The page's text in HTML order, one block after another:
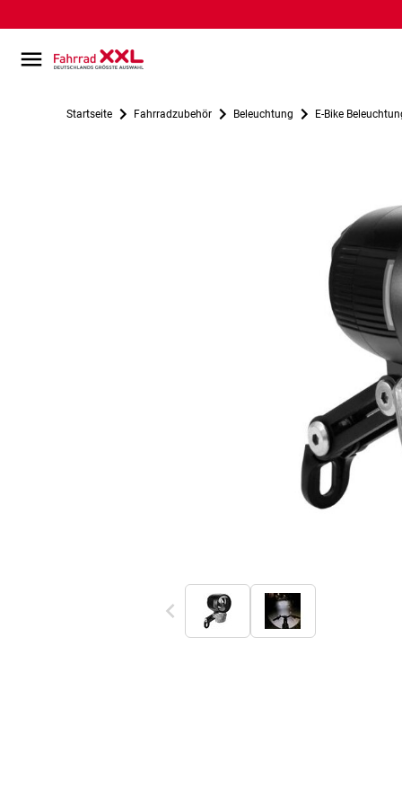
Startseite Fahrradzubehör Beleuchtung E-Bike